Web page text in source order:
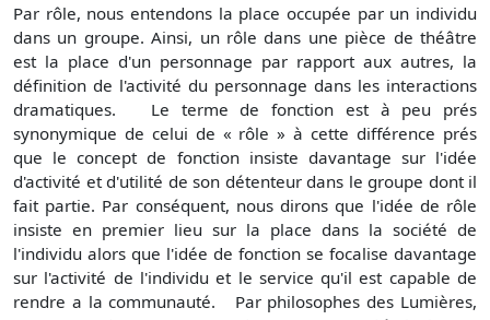
Par rôle, nous entendons la place occupée par un individu
dans un groupe. Ainsi, un rôle dans une pièce de théâtre
est la place d'un personnage par rapport aux autres, la
définition de l'activité du personnage dans les interactions
dramatiques. Le terme de fonction est à peu prés
synonymique de celui de « rôle » à cette différence prés
que le concept de fonction insiste davantage sur l'idée
d'activité et d'utilité de son détenteur dans le groupe dont il
fait partie. Par conséquent, nous dirons que l'idée de rôle
insiste en premier lieu sur la place dans la société de
l'individu alors que l'idée de fonction se focalise davantage
sur l'activité de l'individu et le service qu'il est capable de
rendre a la communauté. Par philosophes des Lumières,